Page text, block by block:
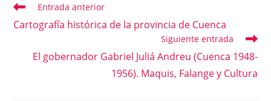
Leer
artículos
Entrada anterior
Cartografía histórica de la provincia de Cuenca
Siguiente entrada
El gobernador Gabriel Juliá Andreu (Cuenca 1948-
1956). Maquis, Falange y Cultura